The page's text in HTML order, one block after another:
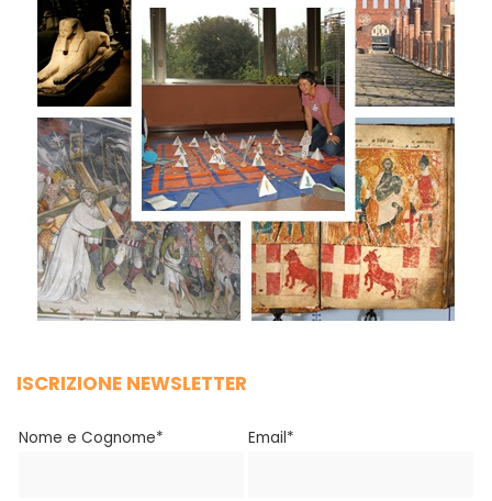
ISCRIZIONE NEWSLETTER
Nome e Cognome* Email*